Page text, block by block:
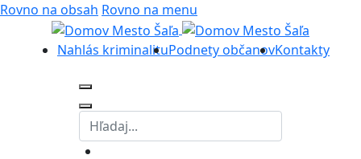
Rovno na obsah Rovno na menu
Nahlás kriminalituPodnety občanovKontakty